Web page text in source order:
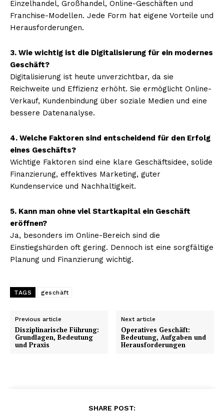
Einzelhandel, Großhandel, Online-Geschäften und
Franchise-Modellen. Jede Form hat eigene Vorteile und
Herausforderungen.
3. Wie wichtig ist die Digitalisierung für ein modernes
Geschäft?
Digitalisierung ist heute unverzichtbar, da sie
Reichweite und Effizienz erhöht. Sie ermöglicht Online-
Verkauf, Kundenbindung über soziale Medien und eine
bessere Datenanalyse.
4. Welche Faktoren sind entscheidend für den Erfolg
eines Geschäfts?
Wichtige Faktoren sind eine klare Geschäftsidee, solide
Finanzierung, effektives Marketing, guter
Kundenservice und Nachhaltigkeit.
5. Kann man ohne viel Startkapital ein Geschäft
eröffnen?
Ja, besonders im Online-Bereich sind die
Einstiegshürden oft gering. Dennoch ist eine sorgfältige
Planung und Finanzierung wichtig.
TAGS geschäft
Previous article
Disziplinarische Führung:
Grundlagen, Bedeutung
und Praxis
Next article
Operatives Geschäft:
Bedeutung, Aufgaben und
Herausforderungen
SHARE POST: